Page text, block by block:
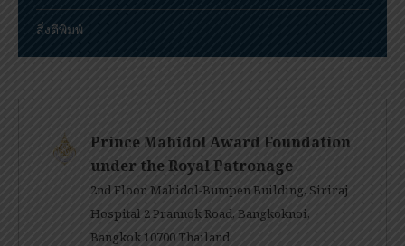
สิ่งตีพิมพ์
Prince Mahidol Award Foundation
under the Royal Patronage
2nd Floor, Mahidol-Bumpen Building, Siriraj
Hospital 2 Prannok Road, Bangkoknoi,
Bangkok 10700 Thailand